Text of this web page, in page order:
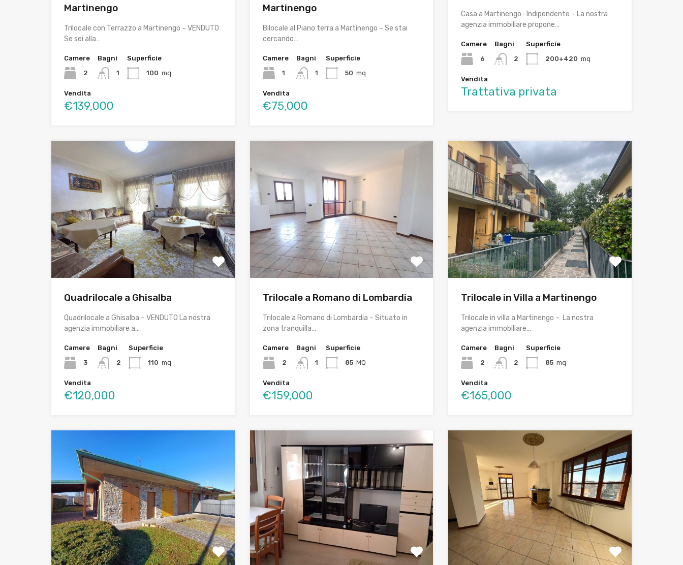
Martinengo
Trilocale con Terrazzo a Martinengo – VENDUTO
Se sei alla…
Camere
2
Bagni
1
Superficie
100 mq
Vendita
€139,000
Martinengo
Bilocale al Piano terra a Martinengo – Se stai
cercando…
Camere
1
Bagni
1
Superficie
50 mq
Vendita
€75,000
Casa a Martinengo- Indipendente – La nostra
agenzia immobiliare propone…
Camere
6
Bagni
2
Superficie
200+420 mq
Vendita
Trattativa privata
Quadrilocale a Ghisalba
Quadrilocale a Ghisalba – VENDUTO La nostra
agenzia immobiliare a…
Camere
3
Bagni
2
Superficie
110 mq
Vendita
€120,000
Trilocale a Romano di Lombardia
Trilocale a Romano di Lombardia – Situato in
zona tranquilla…
Camere
2
Bagni
1
Superficie
85 MQ
Vendita
€159,000
Trilocale in Villa a Martinengo
Trilocale in villa a Martinengo – La nostra
agenzia immobiliare…
Camere
2
Bagni
2
Superficie
85 mq
Vendita
€165,000